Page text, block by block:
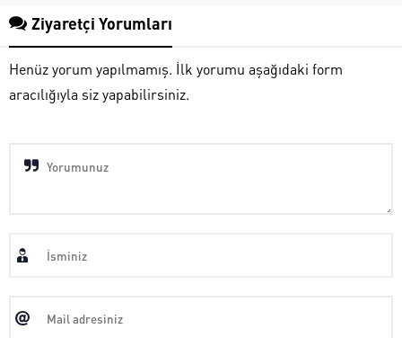
Ziyaretçi Yorumları
Henüz yorum yapılmamış. İlk yorumu aşağıdaki form
aracılığıyla siz yapabilirsiniz.